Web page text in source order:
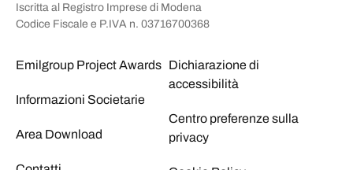
Iscritta al Registro Imprese di Modena
Codice Fiscale e P.IVA n. 03716700368
Emilgroup Project Awards
Informazioni Societarie
Area Download
Dichiarazione di
accessibilità
Centro preferenze sulla
privacy